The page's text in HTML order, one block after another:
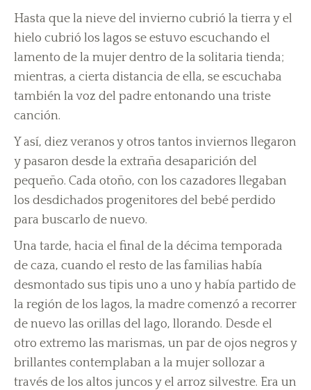
Hasta que la nieve del invierno cubrió la tierra y el
hielo cubrió los lagos se estuvo escuchando el
lamento de la mujer dentro de la solitaria tienda;
mientras, a cierta distancia de ella, se escuchaba
también la voz del padre entonando una triste
canción.
Y así, diez veranos y otros tantos inviernos llegaron
y pasaron desde la extraña desaparición del
pequeño. Cada otoño, con los cazadores llegaban
los desdichados progenitores del bebé perdido
para buscarlo de nuevo.
Una tarde, hacia el final de la décima temporada
de caza, cuando el resto de las familias había
desmontado sus tipis uno a uno y había partido de
la región de los lagos, la madre comenzó a recorrer
de nuevo las orillas del lago, llorando. Desde el
otro extremo las marismas, un par de ojos negros y
brillantes contemplaban a la mujer sollozar a
través de los altos juncos y el arroz silvestre. Era un